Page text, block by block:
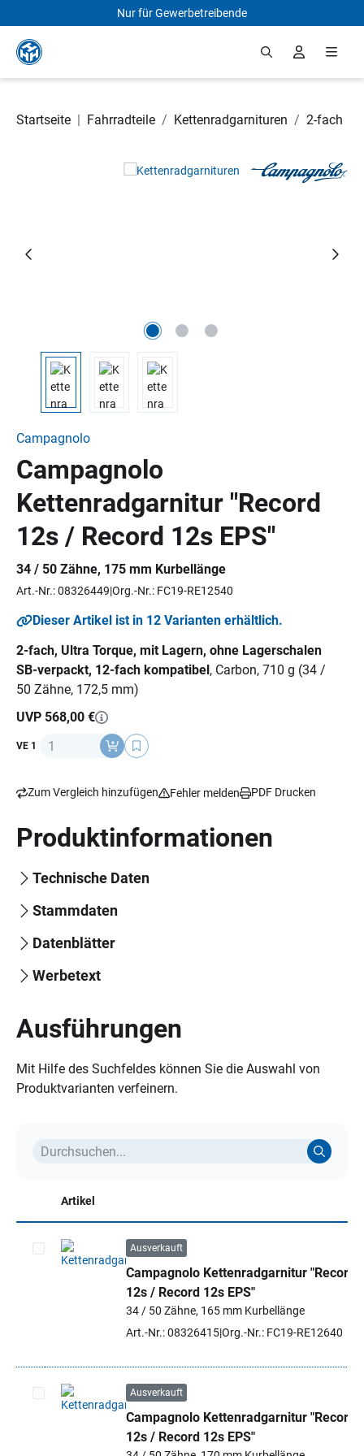
Zum Hauptinhalt springen
Nur für Gewerbetreibende
Startseite | Fahrradteile / Kettenradgarnituren / 2-fach
Bildergalerie überspringen
Campagnolo
Campagnolo
Kettenradgarnitur "Record
12s / Record 12s EPS"
34 / 50 Zähne, 175 mm Kurbellänge
Art.-Nr.: 08326449 Org.-Nr.: FC19-RE12540
Dieser Artikel ist in 12 Varianten erhältlich.
2-fach, Ultra Torque, mit Lagern, ohne Lagerschalen
SB-verpackt, 12-fach kompatibel, Carbon, 710 g (34 /
50 Zähne, 172,5 mm)
UVP 568,00 €
VE 1 Anzahl
Zum Vergleich hinzufügen Fehler melden PDF Drucken
Produktinformationen
Technische Daten
Stammdaten
Datenblätter
Werbetext
Ausführungen
Mit Hilfe des Suchfeldes können Sie die Auswahl von
Produktvarianten verfeinern.
Artikel
Artikel auswählen
Ausverkauft
Campagnolo Kettenradgarnitur "Record
12s / Record 12s EPS"
34 / 50 Zähne, 165 mm Kurbellänge
Art.-Nr.: 08326415Org.-Nr.: FC19-RE12640
Artikel auswählen
Ausverkauft
Campagnolo Kettenradgarnitur "Record
12s / Record 12s EPS"